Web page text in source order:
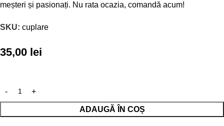
meșteri și pasionați. Nu rata ocazia, comandă acum!
SKU: cuplare
35,00 lei
ADAUGĂ ÎN COȘ